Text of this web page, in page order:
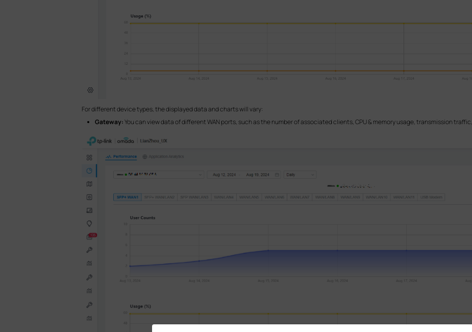
For different device types, the displayed data and charts will vary:
Gateway:You can view data of different WAN ports, such as the number of associated clients, CPU & memory usage, transmission